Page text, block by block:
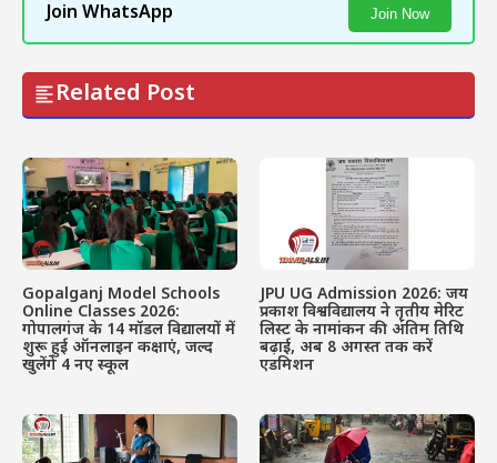
Join WhatsApp Join Now
Related Post
Gopalganj Model Schools
Online Classes 2026:
गोपालगंज के 14 मॉडल विद्यालयों में
शुरू हुई ऑनलाइन कक्षाएं, जल्द
खुलेंगे 4 नए स्कूल
JPU UG Admission 2026: जय
प्रकाश विश्वविद्यालय ने तृतीय मेरिट
लिस्ट के नामांकन की अंतिम तिथि
बढ़ाई, अब 8 अगस्त तक करें
एडमिशन